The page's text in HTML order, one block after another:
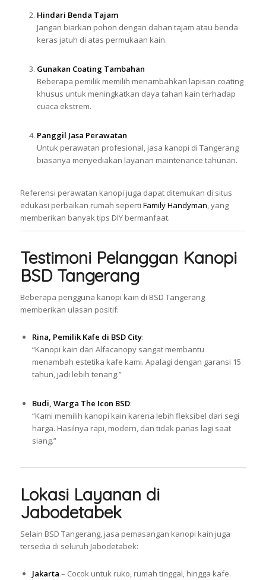
Hindari Benda Tajam
Jangan biarkan pohon dengan dahan tajam atau benda
keras jatuh di atas permukaan kain.
Gunakan Coating Tambahan
Beberapa pemilik memilih menambahkan lapisan coating
khusus untuk meningkatkan daya tahan kain terhadap
cuaca ekstrem.
Panggil Jasa Perawatan
Untuk perawatan profesional, jasa kanopi di Tangerang
biasanya menyediakan layanan maintenance tahunan.
Referensi perawatan kanopi juga dapat ditemukan di situs
edukasi perbaikan rumah seperti Family Handyman, yang
memberikan banyak tips DIY bermanfaat.
Testimoni Pelanggan Kanopi
BSD Tangerang
Beberapa pengguna kanopi kain di BSD Tangerang
memberikan ulasan positif:
Rina, Pemilik Kafe di BSD City:
“Kanopi kain dari Alfacanopy sangat membantu
menambah estetika kafe kami. Apalagi dengan garansi 15
tahun, jadi lebih tenang.”
Budi, Warga The Icon BSD:
“Kami memilih kanopi kain karena lebih fleksibel dari segi
harga. Hasilnya rapi, modern, dan tidak panas lagi saat
siang.”
Lokasi Layanan di
Jabodetabek
Selain BSD Tangerang, jasa pemasangan kanopi kain juga
tersedia di seluruh Jabodetabek:
Jakarta – Cocok untuk ruko, rumah tinggal, hingga kafe.